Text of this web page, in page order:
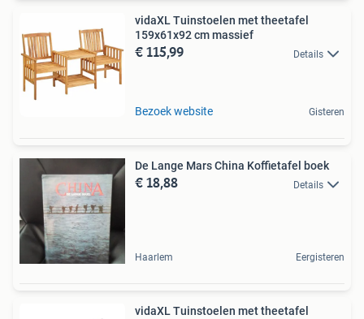
vidaXL Tuinstoelen met theetafel
159x61x92 cm massief
€ 115,99 Details
Bezoek website Gisteren
De Lange Mars China Koffietafel boek
€ 18,88 Details
Haarlem Eergisteren
vidaXL Tuinstoelen met theetafel